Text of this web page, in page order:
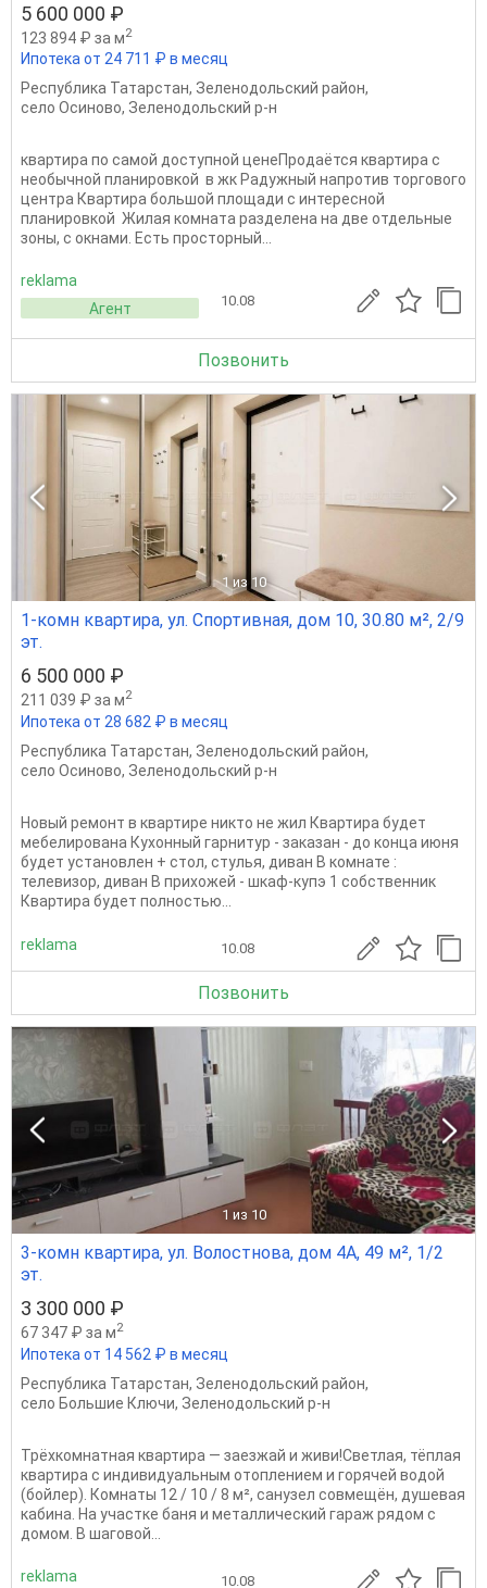
5 600 000 ₽
123 894 ₽ за м2
Ипотека от 24 711 ₽ в месяц
Республика Татарстан, Зеленодольский район,
село Осиново, Зеленодольский р-н
квартира по самой доступной ценеПродаётся квартира с
необычной планировкой в жк Радужный напротив торгового
центра Квартира большой площади с интересной
планировкой Жилая комната разделена на две отдельные
зоны, с окнами. Есть просторный...
reklama
Агент
10.08
Позвонить
1 из 10
1-комн квартира, ул. Спортивная, дом 10, 30.80 м², 2/9
эт.
6 500 000 ₽
211 039 ₽ за м2
Ипотека от 28 682 ₽ в месяц
Республика Татарстан, Зеленодольский район,
село Осиново, Зеленодольский р-н
Новый ремонт в квартире никто не жил Квартира будет
мебелирована Кухонный гарнитур - заказан - до конца июня
будет установлен + стол, стулья, диван В комнате :
телевизор, диван В прихожей - шкаф-купэ 1 собственник
Квартира будет полностью...
reklama 10.08
Позвонить
1 из 10
3-комн квартира, ул. Волостнова, дом 4А, 49 м², 1/2
эт.
3 300 000 ₽
67 347 ₽ за м2
Ипотека от 14 562 ₽ в месяц
Республика Татарстан, Зеленодольский район,
село Большие Ключи, Зеленодольский р-н
Трёхкомнатная квартира — заезжай и живи!Светлая, тёплая
квартира с индивидуальным отоплением и горячей водой
(бойлер). Комнаты 12 / 10 / 8 м², санузел совмещён, душевая
кабина. На участке баня и металлический гараж рядом с
домом. В шаговой...
reklama 10.08